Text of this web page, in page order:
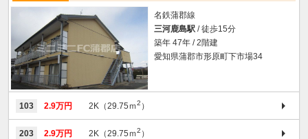
名鉄蒲郡線
三河鹿島駅 / 徒歩15分
築年 47年 / 2階建
愛知県蒲郡市形原町下市場34
103 2.9万円 2K（29.75ｍ2 ）
203 2.9万円 2K（29.75ｍ2 ）